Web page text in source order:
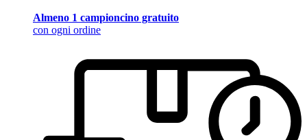
Almeno 1 campioncino gratuito
con ogni ordine